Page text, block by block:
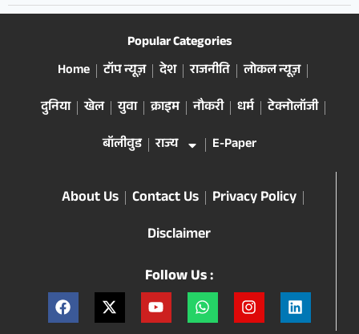
Popular Categories
Home
टॉप न्यूज़ देश राजनीति
लोकल न्यूज़
दुनिया
खेल युवा क्राइम नौकरी धर्म
टेक्नोलॉजी
बॉलीवुड
राज्य E-Paper
About Us Contact Us
Privacy Policy
Disclaimer
Follow Us :